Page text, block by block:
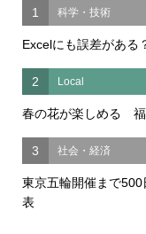
1 科学・技術
Excelにも誤差がある
2 Local
春の花が楽しめる 福
3 社会・経済
東京五輪開催まで
表